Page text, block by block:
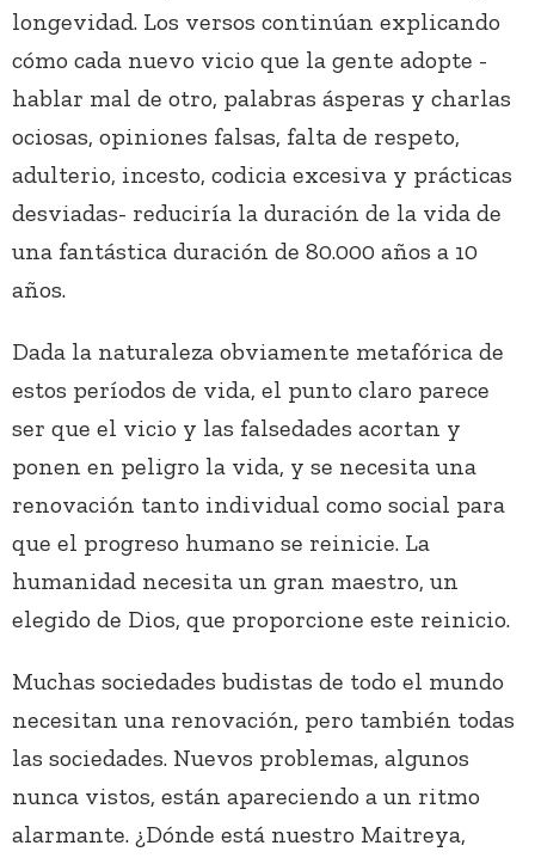
longevidad. Los versos continúan explicando
cómo cada nuevo vicio que la gente adopte -
hablar mal de otro, palabras ásperas y charlas
ociosas, opiniones falsas, falta de respeto,
adulterio, incesto, codicia excesiva y prácticas
desviadas- reduciría la duración de la vida de
una fantástica duración de 80.000 años a 10
años.
Dada la naturaleza obviamente metafórica de
estos períodos de vida, el punto claro parece
ser que el vicio y las falsedades acortan y
ponen en peligro la vida, y se necesita una
renovación tanto individual como social para
que el progreso humano se reinicie. La
humanidad necesita un gran maestro, un
elegido de Dios, que proporcione este reinicio.
Muchas sociedades budistas de todo el mundo
necesitan una renovación, pero también todas
las sociedades. Nuevos problemas, algunos
nunca vistos, están apareciendo a un ritmo
alarmante. ¿Dónde está nuestro Maitreya,